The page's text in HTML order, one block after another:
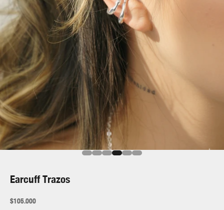
Ir al artículo 1
Ir al artículo 2
Ir al artículo 3
Ir al artículo 4
Ir al artículo 5
Ir al artículo 6
Earcuff Trazos
Precio de oferta
$105.000